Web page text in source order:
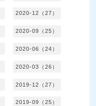
2020-12（27）
2020-09（25）
2020-06（24）
2020-03（26）
2019-12（27）
2019-09（25）